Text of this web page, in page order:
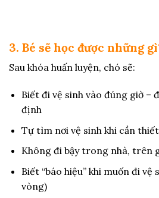
3. Bé sẽ học được những
Sau khóa huấn luyện, chó sẽ:
Biết đi vệ sinh vào đúng giờ –
định
Tự tìm nơi vệ sinh khi cần thiết
Không đi bậy trong nhà, trên
Biết “báo hiệu” khi muốn đi vệ
vòng)